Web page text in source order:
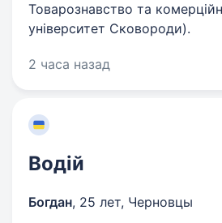
Товарознавство та
університет Сковороди).
2 часа назад
Водій
Богдан, 25 лет, Черновцы